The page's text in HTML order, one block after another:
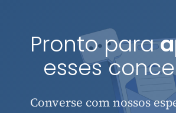
Pronto para
esses
Converse com nossos